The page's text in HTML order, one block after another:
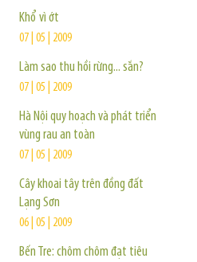
Khổ vì ớt
07 | 05 | 2009
Làm sao thu hồi rừng... sắn?
07 | 05 | 2009
Hà Nội quy hoạch và phát triển
vùng rau an toàn
07 | 05 | 2009
Cây khoai tây trên đồng đất
Lạng Sơn
06 | 05 | 2009
Bến Tre: chôm chôm đạt tiêu